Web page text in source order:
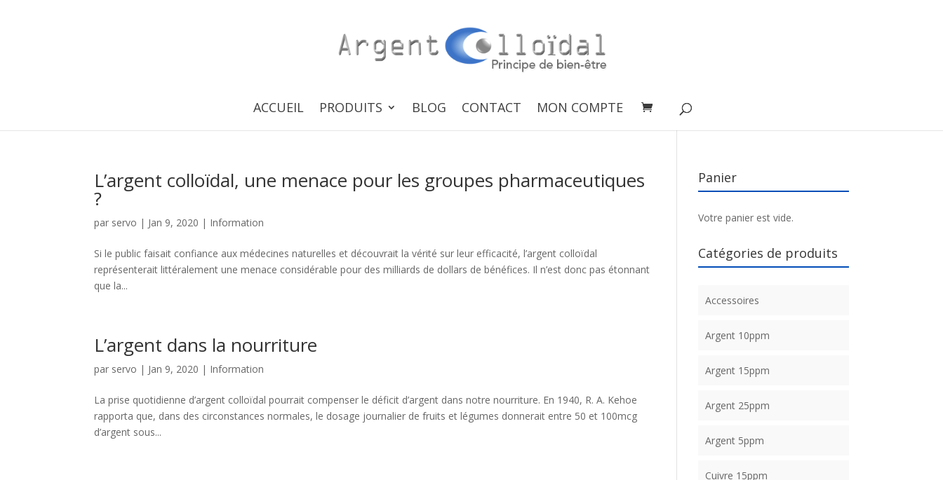
ACCUEIL PRODUITS BLOG CONTACT MON COMPTE
L’argent colloïdal, une menace pour les groupes pharmaceutiques
?
par servo | Jan 9, 2020 | Information
Si le public faisait confiance aux médecines naturelles et découvrait la vérité sur leur efficacité, l’argent colloïdal
représenterait littéralement une menace considérable pour des milliards de dollars de bénéfices. Il n’est donc pas étonnant
que la...
L’argent dans la nourriture
par servo | Jan 9, 2020 | Information
La prise quotidienne d’argent colloïdal pourrait compenser le déficit d’argent dans notre nourriture. En 1940, R. A. Kehoe
rapporta que, dans des circonstances normales, le dosage journalier de fruits et légumes donnerait entre 50 et 100mcg
d’argent sous...
Panier
Votre panier est vide.
Catégories de produits
Accessoires
Argent 10ppm
Argent 15ppm
Argent 25ppm
Argent 5ppm
Cuivre 15ppm